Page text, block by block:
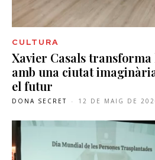
CULTURA
Xavier Casals transforma
amb una ciutat
el futur
DONA SECRET - 12 DE MAIG DE